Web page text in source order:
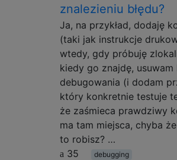
znalezieniu błędu?
Ja, na przykład, dodaję
(taki jak instrukcje
wtedy, gdy próbuję
kiedy go znajdę, usuwam
debugowania (i dodam
który konkretnie testuje
że zaśmieca prawdziwy
ma tam miejsca, chyba
to robisz? …
35
debugging